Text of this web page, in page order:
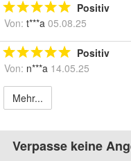
Positiv
Von: t***a 05.08.25
Positiv
Von: n***a 14.05.25
Mehr...
Verpasse keine